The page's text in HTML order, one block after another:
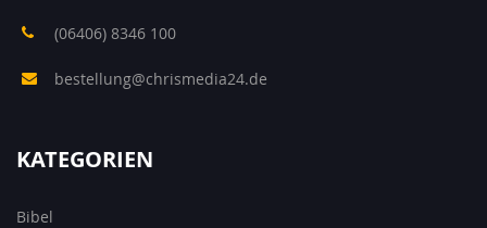
(06406) 8346 100
bestellung@chrismedia24.de
KATEGORIEN
Bibel